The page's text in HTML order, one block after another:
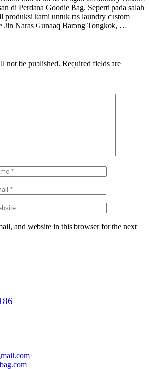
di Perdana Goodie Bag. Seperti pada salah
produksi kami untuk tas laundry custom
Jln Naras Gunaaq Barong Tongkok, …
not be published. Required fields are
and website in this browser for the next